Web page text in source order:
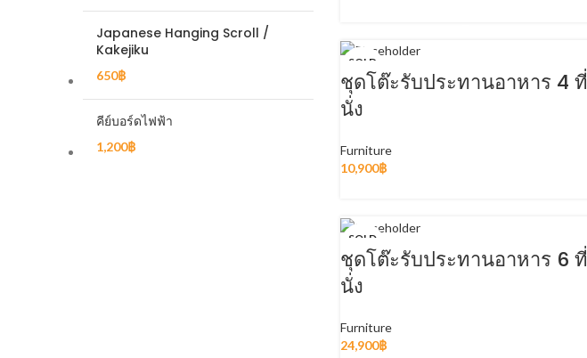
Japanese Hanging Scroll /
Kakejiku
650฿
คีย์บอร์ดไฟฟ้า
1,200฿
SOLD
OUT
ชุดโต๊ะรับประทานอาหาร 4 ที่
นั่ง
Furniture
10,900฿
SOLD
OUT
ชุดโต๊ะรับประทานอาหาร 6 ที่
นั่ง
Furniture
24,900฿